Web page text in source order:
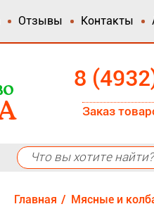
Отзывы Контакты
8
Заказ
Главная Мясные и